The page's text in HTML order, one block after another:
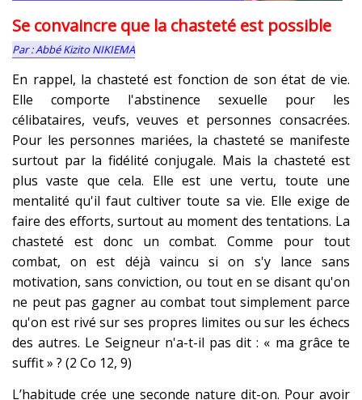
Se convaincre que la chasteté est possible
Abbé Kizito NIKIEMA
En rappel, la chasteté est fonction de son état de vie.
Elle comporte l'abstinence sexuelle pour les
célibataires, veufs, veuves et personnes consacrées.
Pour les personnes mariées, la chasteté se manifeste
surtout par la fidélité conjugale. Mais la chasteté est
plus vaste que cela. Elle est une vertu, toute une
mentalité qu'il faut cultiver toute sa vie. Elle exige de
faire des efforts, surtout au moment des tentations. La
chasteté est donc un combat. Comme pour tout
combat, on est déjà vaincu si on s'y lance sans
motivation, sans conviction, ou tout en se disant qu'on
ne peut pas gagner au combat tout simplement parce
qu'on est rivé sur ses propres limites ou sur les échecs
des autres. Le Seigneur n'a-t-il pas dit : « ma grâce te
suffit » ? (2 Co 12, 9)
L’habitude crée une seconde nature dit-on. Pour avoir